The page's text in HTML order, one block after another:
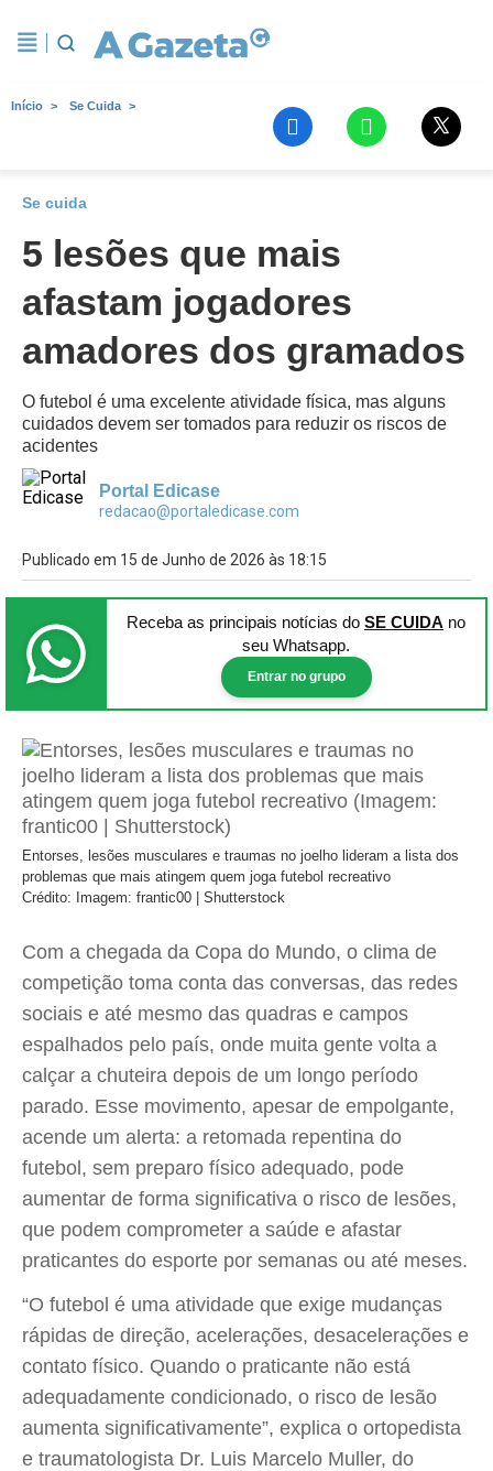
Início Se Cuida
Se cuida
5 lesões que mais
afastam jogadores
amadores dos gramados
O futebol é uma excelente atividade física, mas alguns
cuidados devem ser tomados para reduzir os riscos de
acidentes
Portal Edicase
redacao@portaledicase.com
Publicado em 15 de Junho de 2026 às 18:15
Receba as principais notícias do SE CUIDA no
seu Whatsapp.
Entrar no grupo
Entorses, lesões musculares e traumas no joelho lideram a lista dos
problemas que mais atingem quem joga futebol recreativo
Crédito: Imagem: frantic00 | Shutterstock
Com a chegada da Copa do Mundo, o clima de
competição toma conta das conversas, das redes
sociais e até mesmo das quadras e campos
espalhados pelo país, onde muita gente volta a
calçar a chuteira depois de um longo período
parado. Esse movimento, apesar de empolgante,
acende um alerta: a retomada repentina do
futebol, sem preparo físico adequado, pode
aumentar de forma significativa o risco de lesões,
que podem comprometer a saúde e afastar
praticantes do esporte por semanas ou até meses.
“O futebol é uma atividade que exige mudanças
rápidas de direção, acelerações, desacelerações e
contato físico. Quando o praticante não está
adequadamente condicionado, o risco de lesão
aumenta significativamente”, explica o ortopedista
e traumatologista Dr. Luis Marcelo Muller, do